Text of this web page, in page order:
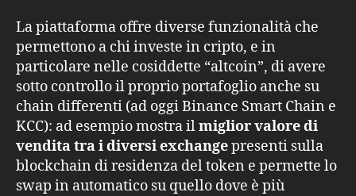
La piattaforma offre diverse funzionalità che
permettono a chi investe in cripto, e in
particolare nelle cosiddette “altcoin”, di avere
sotto controllo il proprio portafoglio anche su
chain differenti (ad oggi Binance Smart Chain e
KCC): ad esempio mostra ilmiglior valore di
vendita tra i diversi exchangepresenti sulla
blockchain di residenza del token e permette lo
swap in automatico su quello dove è più